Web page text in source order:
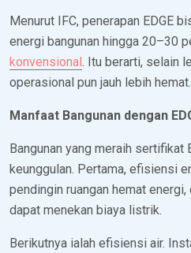
Menurut IFC, penerapan EDGE
energi bangunan hingga 20–30
konvensional. Itu berarti, selain
operasional pun jauh lebih hemat.
Manfaat Bangunan dengan
Bangunan yang meraih sertifikat
keunggulan. Pertama, efisiensi
pendingin ruangan hemat
dapat menekan biaya listrik.
Berikutnya ialah efisiensi air.